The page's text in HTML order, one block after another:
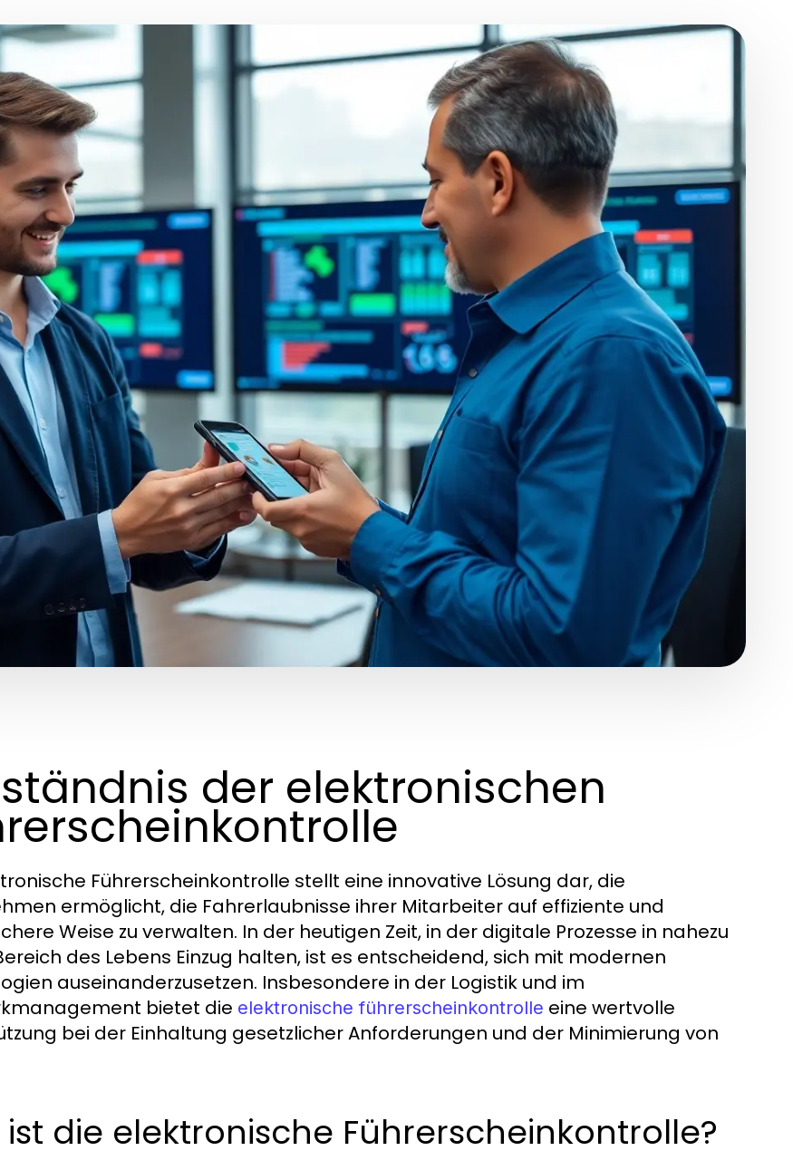
der elektronischen
Führerscheinkontrolle stellt eine innovative Lösung dar, die
ermöglicht, die Fahrerlaubnisse ihrer Mitarbeiter auf effiziente und
Weise zu verwalten. In der heutigen Zeit, in der digitale Prozesse in nahezu
des Lebens Einzug halten, ist es entscheidend, sich mit modernen
auseinanderzusetzen. Insbesondere in der Logistik und im
bietet die elektronische führerscheinkontrolle eine wertvolle
bei der Einhaltung gesetzlicher Anforderungen und der Minimierung von
ist die elektronische Führerscheinkontrolle?